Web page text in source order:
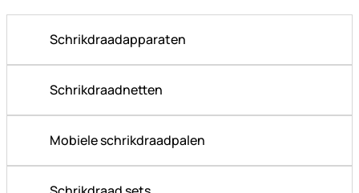
Schrikdraadapparaten
Schrikdraadnetten
Mobiele schrikdraadpalen